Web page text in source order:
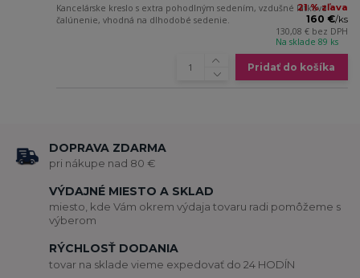
Kancelárske kreslo s extra pohodlným sedením, vzdušné látkové
čalúnenie, vhodná na dlhodobé sedenie.
21 % zľava
160 €/ks
130,08 € bez DPH
Na sklade 89 ks
Pridať do košíka
DOPRAVA ZDARMA
pri nákupe nad 80 €
VÝDAJNÉ MIESTO A SKLAD
miesto, kde Vám okrem výdaja tovaru radi pomôžeme s
výberom
RÝCHLOSŤ DODANIA
tovar na sklade vieme expedovať do 24 HODÍN